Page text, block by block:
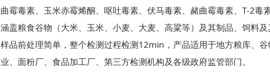
曲霉毒素、玉米赤霉烯酮、呕吐毒素、伏马毒素、赭曲霉毒素、T-2毒
涵盖粮食谷物（大米、玉米、小麦、大麦、高粱等）及其制品、饲料及
样品前处理简单，整个检测过程检测12min，产品适用于地方粮库、
业、面粉厂、食品加工厂、第三方检测机构及各级政府监管部门。